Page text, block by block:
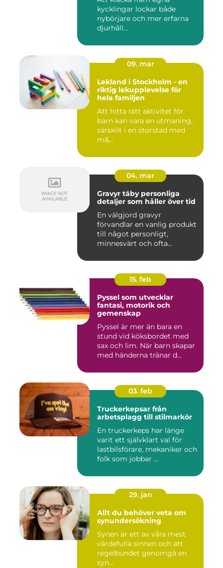
kycklingar lockar både
nybörjare och mer erfarna
djurhåll...
09. mar
Lekland i Stockholm - en
riktig lekupplevelse för
hela familjen
Att hitta rätt aktivitet för
barn kan vara en utmaning,
särskilt i en storstad med
m&...
04. mar
Gravyr täby personliga
detaljer som håller över tid
En välgjord gravyr
förvandlar en vanlig produkt
till något personligt,
minnesvärt och ofta
15. feb
Pyssel som utvecklar
fantasi, motorik och
gemenskap
Pyssel är mer än bara en
stund vid köksbordet med
sax och lim. När barn skapar
med händerna tränar d...
03. feb
Truckerkepsar från
arbetsplagg till stilmarkör
En truckerkeps har länge
varit ett självklart val för
lastbilsförare, mekaniker och
folk som jobbar ...
29. jan
Allt du behöver veta om
synundersökning
Synen är ett av våra mest
värdefulla sinnen och att
regelbundet genomgå en
syn...